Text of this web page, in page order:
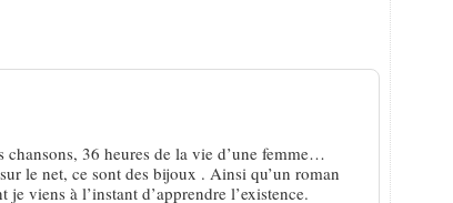
chansons, 36 heures de la vie d’une femme…
le net, ce sont des bijoux . Ainsi qu’un roman
viens à l’instant d’apprendre l’existence.